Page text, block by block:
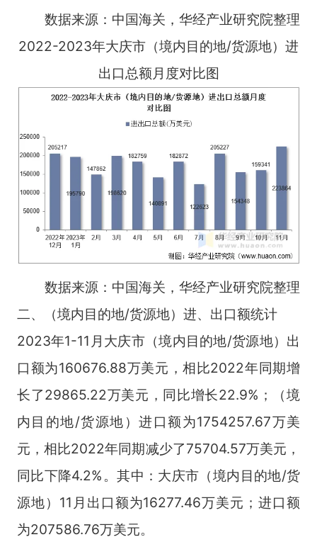
数据来源：中国海关，华经产业研究院整理
2022-2023年大庆市（境内目的地/货源地）进
出口总额月度对比图
数据来源：中国海关，华经产业研究院整理
二、（境内目的地/货源地）进、出口额统计
2023年1-11月大庆市（境内目的地/货源地）出
口额为160676.88万美元，相比2022年同期增
长了29865.22万美元，同比增长22.9%；（境
内目的地/货源地）进口额为1754257.67万美
元，相比2022年同期减少了75704.57万美元，
同比下降4.2%。其中：大庆市（境内目的地/货
源地）11月出口额为16277.46万美元；进口额
为207586.76万美元。